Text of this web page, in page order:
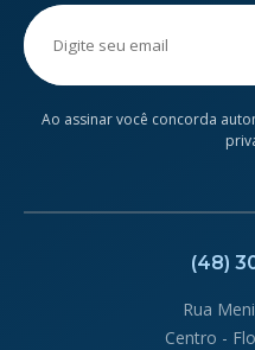
Please
leave
this
field
Ao assinar você concorda
(48)
Rua
Centro -